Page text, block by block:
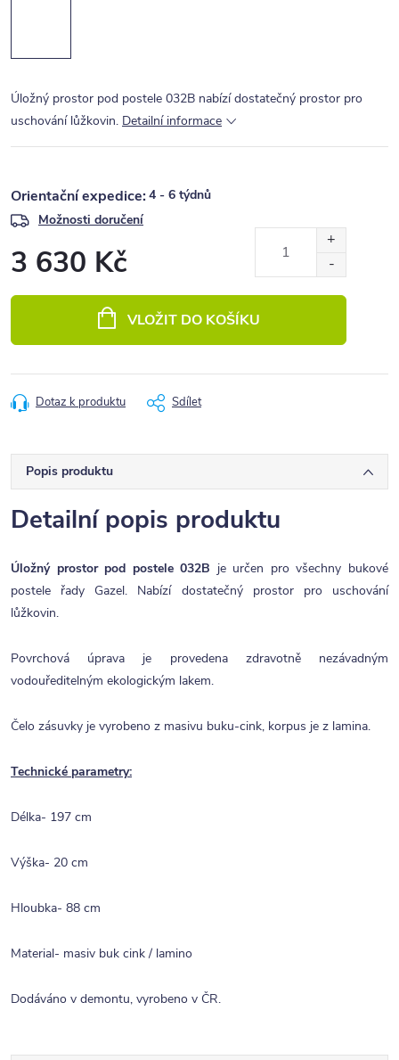
Úložný prostor pod postele 032B nabízí dostatečný prostor pro
uschování lůžkovin. Detailní informace
4 - 6 týdnů
Možnosti doručení
3 630 Kč
VLOŽIT DO KOŠÍKU
Dotaz k produktu Sdílet
Popis produktu
Detailní popis produktu
Úložný prostor pod postele 032B je určen pro všechny bukové
postele řady Gazel. Nabízí dostatečný prostor pro uschování
lůžkovin.
Povrchová úprava je provedena zdravotně nezávadným
vodouředitelným ekologickým lakem.
Čelo zásuvky je vyrobeno z masivu buku-cink, korpus je z lamina.
Technické parametry:
Délka- 197 cm
Výška- 20 cm
Hloubka- 88 cm
Material- masiv buk cink / lamino
Dodáváno v demontu, vyrobeno v ČR.